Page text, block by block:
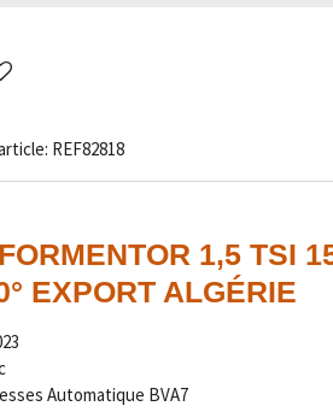
REF82818
1,5 TSI
EXPORT ALGÉRIE
Automatique BVA7